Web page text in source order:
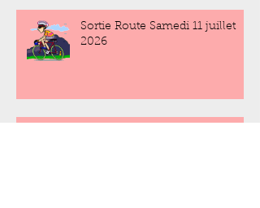
Sortie Route Samedi 11 juillet
2026